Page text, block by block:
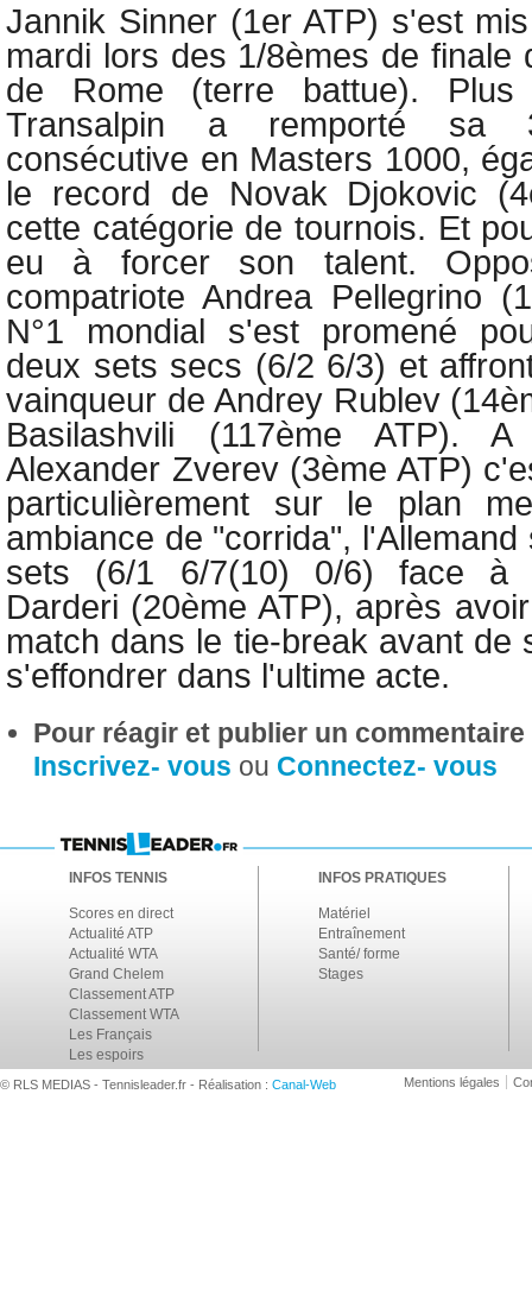
Jannik Sinner (1er ATP) s'est
mardi lors des 1/8èmes de finale
de Rome (terre battue). Plus
Transalpin a remporté sa
consécutive en Masters 1000,
le record de Novak Djokovic
cette catégorie de tournois. Et
eu à forcer son talent.
compatriote Andrea Pellegrino
N°1 mondial s'est promené
deux sets secs (6/2 6/3) et
vainqueur de Andrey Rublev
Basilashvili (117ème ATP).
Alexander Zverev (3ème ATP)
particulièrement sur le plan
ambiance de "corrida",
sets (6/1 6/7(10) 0/6) face à
Darderi (20ème ATP), après
match dans le tie-break avant de
s'effondrer dans l'ultime acte.
Pour réagir et publier un
Inscrivez- vous ou Connectez- vous
INFOS TENNIS
Scores en direct
Actualité ATP
Actualité WTA
Grand Chelem
Classement ATP
Classement WTA
Les Français
Les espoirs
INFOS PRATIQUES
Matériel
Entraînement
Santé/ forme
Stages
© RLS MEDIAS - Tennisleader.fr - Réalisation : Canal-Web Mentions légales